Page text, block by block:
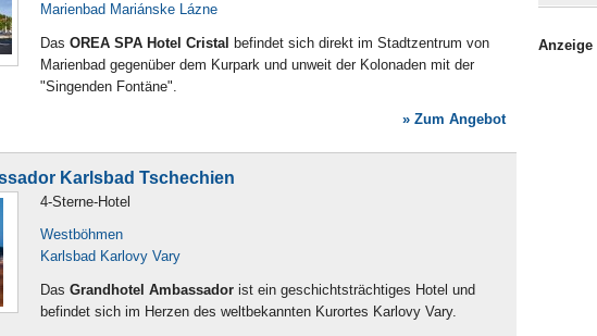
Marienbad Mariánske Lázne
Das OREA SPA Hotel Cristal befindet sich direkt im Stadtzentrum von
Marienbad gegenüber dem Kurpark und unweit der Kolonaden mit der
"Singenden Fontäne".
» Zum Angebot
Karlsbad Tschechien
4-Sterne-Hotel
Westböhmen
Karlsbad Karlovy Vary
Das Grandhotel Ambassador ist ein geschichtsträchtiges Hotel und
befindet sich im Herzen des weltbekannten Kurortes Karlovy Vary.
Anzeige